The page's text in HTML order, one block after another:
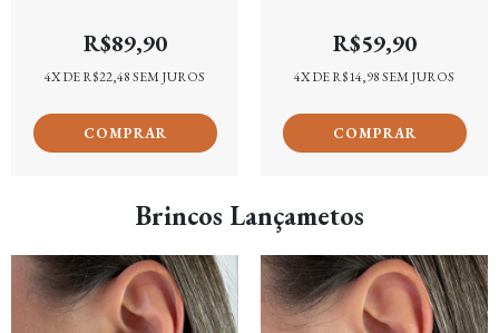
R$89,90
4X DER$22,48SEM JUROS
R$59,90
4X DER$14,98SEM JUROS
Brincos Lançametos